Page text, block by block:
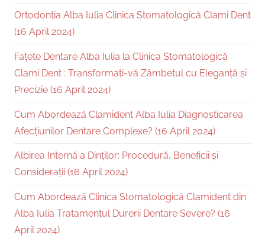
Ortodonția Alba Iulia Clinica Stomatologică Clami Dent
(16 April 2024)
Fațete Dentare Alba Iulia la Clinica Stomatologică
Clami Dent : Transformați-vă Zâmbetul cu Eleganță și
Precizie (16 April 2024)
Cum Abordează Clamident Alba Iulia Diagnosticarea
Afecțiunilor Dentare Complexe? (16 April 2024)
Albirea Internă a Dinților: Procedură, Beneficii și
Considerații (16 April 2024)
Cum Abordează Clinica Stomatologică Clamident din
Alba Iulia Tratamentul Durerii Dentare Severe? (16
April 2024)